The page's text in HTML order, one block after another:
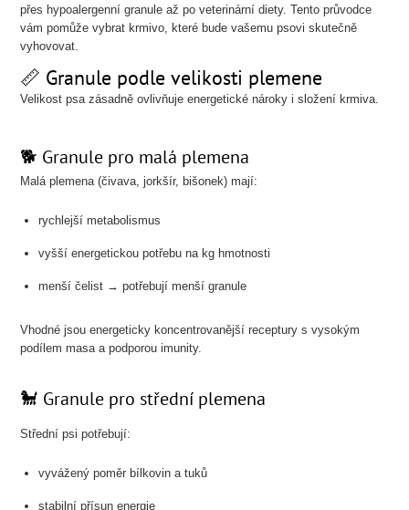
přes hypoalergenní granule až po veterinární diety. Tento průvodce
vám pomůže vybrat krmivo, které bude vašemu psovi skutečně
vyhovovat.
📏 Granule podle velikosti plemene
Velikost psa zásadně ovlivňuje energetické nároky i složení krmiva.
🐕 Granule pro malá plemena
Malá plemena (čivava, jorkšír, bišonek) mají:
rychlejší metabolismus
vyšší energetickou potřebu na kg hmotnosti
menší čelist → potřebují menší granule
Vhodné jsou energeticky koncentrovanější receptury s vysokým
podílem masa a podporou imunity.
🐩 Granule pro střední plemena
Střední psi potřebují:
vyvážený poměr bílkovin a tuků
stabilní přísun energie